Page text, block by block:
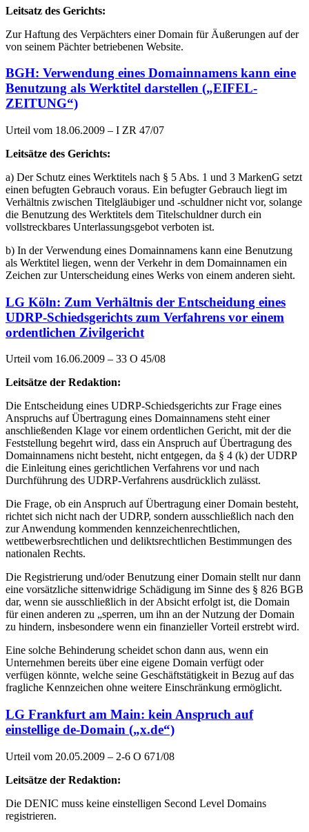
Leitsatz des Gerichts:
Zur Haftung des Verpächters einer Domain für Äußerungen auf der
von seinem Pächter betriebenen Website.
BGH: Ver­wen­dung eines Do­main­na­mens kann eine
Be­nut­zung als Werk­ti­tel darstellen („EIFEL-
ZEITUNG“)
Urteil vom 18.06.2009 – I ZR 47/07
Leitsätze des Gerichts:
a) Der Schutz eines Werktitels nach § 5 Abs. 1 und 3 MarkenG setzt
einen befugten Gebrauch voraus. Ein befugter Gebrauch liegt im
Verhältnis zwischen Titelgläubiger und -schuldner nicht vor, solange
die Benutzung des Werktitels dem Titelschuldner durch ein
vollstreckbares Unterlassungsgebot verboten ist.
b) In der Verwendung eines Domainnamens kann eine Benutzung
als Werktitel liegen, wenn der Verkehr in dem Domainnamen ein
Zeichen zur Unterscheidung eines Werks von einem anderen sieht.
LG Köln: Zum Verhältnis der Entscheidung eines
UDRP-Schiedsgerichts zum Verfahrens vor einem
ordentlichen Zivilgericht
Urteil vom 16.06.2009 – 33 O 45/08
Leitsätze der Redaktion:
Die Entscheidung eines UDRP-Schiedsgerichts zur Frage eines
Anspruchs auf Übertragung eines Domainnamens steht einer
anschließenden Klage vor einem ordentlichen Gericht, mit der die
Feststellung begehrt wird, dass ein Anspruch auf Übertragung des
Domainnamens nicht besteht, nicht entgegen, da § 4 (k) der UDRP
die Einleitung eines gerichtlichen Verfahrens vor und nach
Durchführung des UDRP-Verfahrens ausdrücklich zulässt.
Die Frage, ob ein Anspruch auf Übertragung einer Domain besteht,
richtet sich nicht nach der UDRP, sondern ausschließlich nach den
zur Anwendung kommenden kennzeichenrechtlichen,
wettbewerbsrechtlichen und deliktsrechtlichen Bestimmungen des
nationalen Rechts.
Die Registrierung und/oder Benutzung einer Domain stellt nur dann
eine vorsätzliche sittenwidrige Schädigung im Sinne des § 826 BGB
dar, wenn sie ausschließlich in der Absicht erfolgt ist, die Domain
für einen anderen zu „sperren, um ihn an der Nutzung der Domain
zu hindern, insbesondere wenn ein finanzieller Vorteil erstrebt wird.
Eine solche Behinderung scheidet schon dann aus, wenn ein
Unternehmen bereits über eine eigene Domain verfügt oder
verfügen könnte, welche seine Geschäftstätigkeit in Bezug auf das
fragliche Kennzeichen ohne weitere Einschränkung ermöglicht.
LG Frankfurt am Main: kein Anspruch auf
einstellige de-Domain („x.de“)
Urteil vom 20.05.2009 – 2-6 O 671/08
Leitsätze der Redaktion:
Die DENIC muss keine einstelligen Second Level Domains
registrieren.